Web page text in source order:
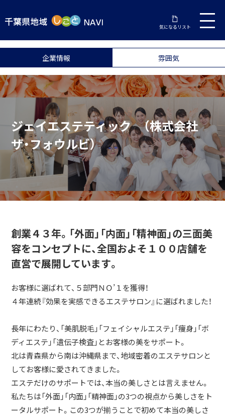
気になるリスト
企業情報 雰囲気
ジェイエステティック （株式会社
ザ・フォウルビ）
創業４３年。「外面」「内面」「精神面」の三面美
容をコンセプトに、全国およそ１００店舗を
直営で展開しています。
お客様に選ばれて、５部門ＮＯ’１を獲得！
４年連続『効果を実感できるエステサロン』に選ばれました！
長年にわたり、「美肌脱毛」「フェイシャルエステ」「痩身」「ボ
ディエステ」「遺伝子検査」とお客様の美をサポート。
北は青森県から南は沖縄県まで、地域密着のエステサロンと
してお客様に愛されてきました。
エステだけのサポートでは、本当の美しさとは言えません。
私たちは「外面」「内面」「精神面」の3つの視点から美しさをト
ータルサポート。この3つが揃うことで初めて本当の美しさ